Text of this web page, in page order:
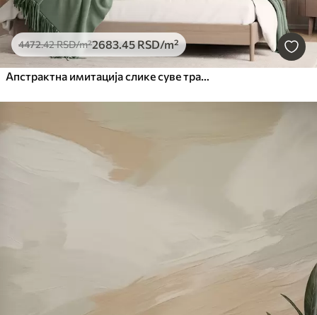
4472.42RSD/m²2683.45RSD/m²
Апстрактна имитација слике суве траве